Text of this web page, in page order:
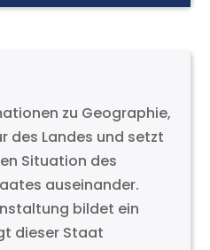
zu Geographie,
des Landes und setzt
Situation des
auseinander.
bildet ein
dieser Staat